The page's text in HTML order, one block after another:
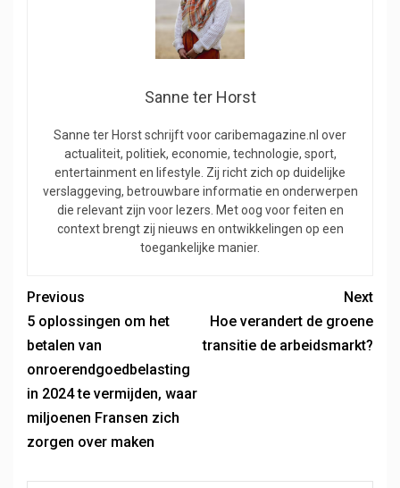
Sanne ter Horst
Sanne ter Horst schrijft voor caribemagazine.nl over
actualiteit, politiek, economie, technologie, sport,
entertainment en lifestyle. Zij richt zich op duidelijke
verslaggeving, betrouwbare informatie en onderwerpen
die relevant zijn voor lezers. Met oog voor feiten en
context brengt zij nieuws en ontwikkelingen op een
toegankelijke manier.
Previous
5 oplossingen om het
betalen van
onroerendgoedbelasting
in 2024 te vermijden, waar
miljoenen Fransen zich
zorgen over maken
Next
Hoe verandert de groene
transitie de arbeidsmarkt?